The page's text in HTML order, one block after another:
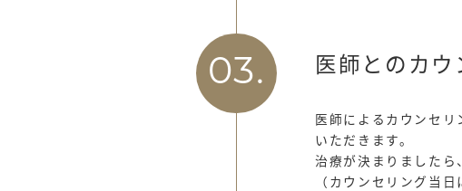
03. 医師とのカ
医師によるカウンセ
いただきます。
治療が決まりましたら
（カウンセリング当